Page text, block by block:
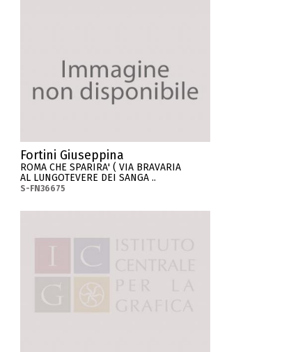
Fortini Giuseppina
ROMA CHE SPARIRA' ( VIA BRAVARIA
AL LUNGOTEVERE DEI SANGA ..
S-FN36675